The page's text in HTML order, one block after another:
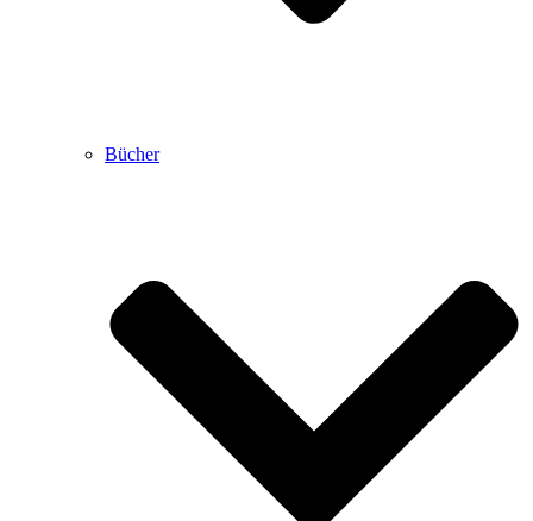
Bücher